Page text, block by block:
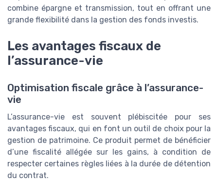
combine épargne et transmission, tout en offrant une
grande flexibilité dans la gestion des fonds investis.
Les avantages fiscaux de
l’assurance-vie
Optimisation fiscale grâce à l’assurance-
vie
L’assurance-vie est souvent plébiscitée pour ses
avantages fiscaux, qui en font un outil de choix pour la
gestion de patrimoine. Ce produit permet de bénéficier
d’une fiscalité allégée sur les gains, à condition de
respecter certaines règles liées à la durée de détention
du contrat.